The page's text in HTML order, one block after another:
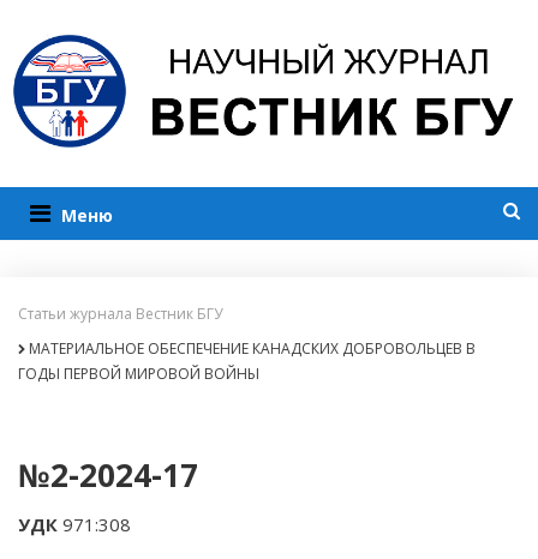
Меню
Статьи журнала Вестник БГУ
МАТЕРИАЛЬНОЕ ОБЕСПЕЧЕНИЕ КАНАДСКИХ ДОБРОВОЛЬЦЕВ В
ГОДЫ ПЕРВОЙ МИРОВОЙ ВОЙНЫ
№2-2024-17
УДК 971:308